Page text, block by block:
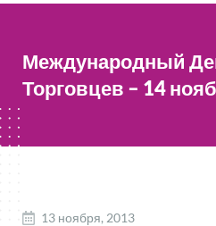
Международный
Торговцев – 14
13 ноября, 2013